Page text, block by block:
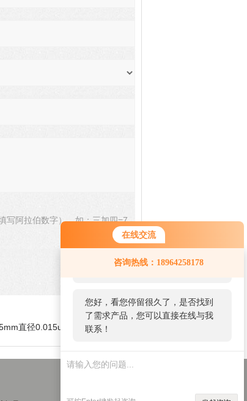
在线交流
咨询热线：18964258178
您好！欢迎前来咨询，很高兴为您
服务，请问您要咨询什么问题呢？
您好，看您停留很久了，是否找到
了需求产品，您可以直接在线与我
联系！
写阿拉伯数字），如：三加四=7
直径0.015um孔径径迹蚀刻膜